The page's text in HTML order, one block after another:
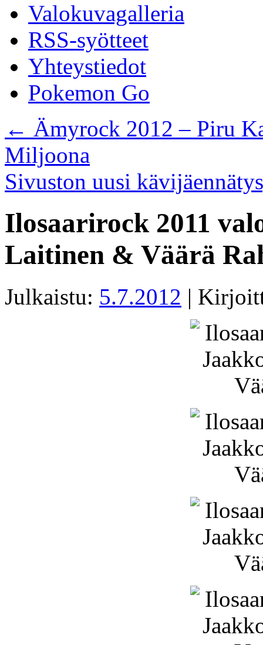
Valokuvagalleria
RSS-syötteet
Yhteystiedot
Pokemon Go
← Ämyrock 2012 – Piru
Miljoona
Sivuston uusi
Ilosaarirock 2011
Laitinen & Väärä
Julkaistu: 5.7.2012 |